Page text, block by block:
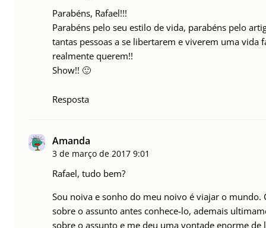
Parabéns, Rafael!!!
Parabéns pelo seu estilo de vida, parabéns pelo
tantas pessoas a se libertarem e viverem uma vida
realmente querem!!
Show!! 🙂
Resposta
Amanda
3 de março de 2017 9:01
Rafael, tudo bem?
Sou noiva e sonho do meu noivo é viajar o mundo.
sobre o assunto antes conhece-lo, ademais
sobre o assunto e me deu uma vontade enorme de